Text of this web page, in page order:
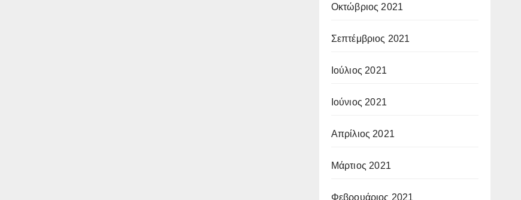
Οκτώβριος 2021
Σεπτέμβριος 2021
Ιούλιος 2021
Ιούνιος 2021
Απρίλιος 2021
Μάρτιος 2021
Φεβρουάριος 2021